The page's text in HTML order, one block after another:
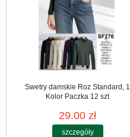
Swetry damskie Roz Standard, 1
Kolor Paczka 12 szt
29.00 zł
szczegóły